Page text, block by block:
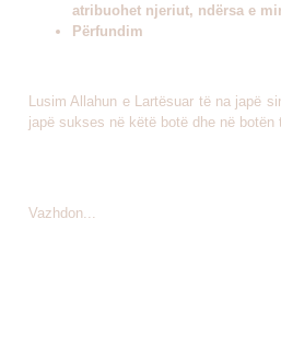
atribuohet njeriut, ndërsa e
Përfundim
Lusim Allahun e Lartësuar të na japë
japë sukses në këtë botë dhe në botën
Vazhdon...